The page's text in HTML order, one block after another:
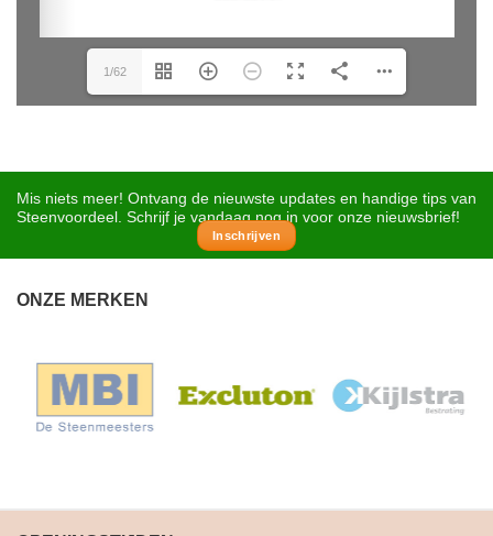
1/62
Mis niets meer! Ontvang de nieuwste updates en handige tips van
Steenvoordeel. Schrijf je vandaag nog in voor onze nieuwsbrief!
Inschrijven
ONZE MERKEN